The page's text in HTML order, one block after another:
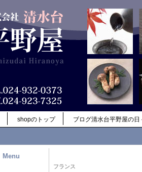
shopのトップ ブログ清水台平野屋の日
Menu
フランス